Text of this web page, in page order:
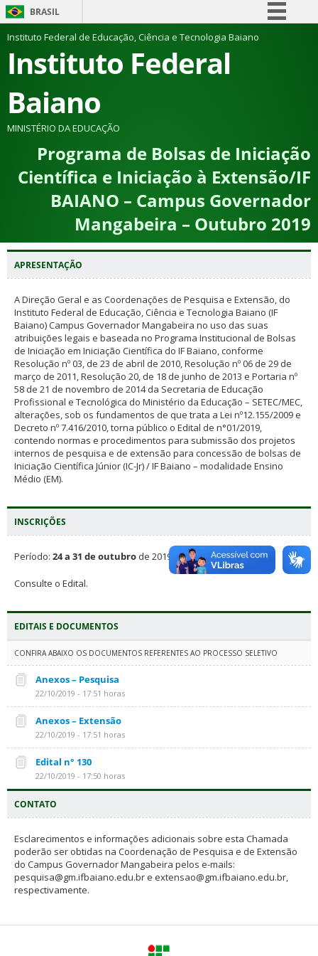
BRASIL
Simplifique!
Comunica BR
Canais
Instituto Federal de Educação, Ciência e Tecnologia Baiano
Instituto Federal
Baiano
MINISTÉRIO DA EDUCAÇÃO
Programa de Bolsas de Iniciação
Científica e Iniciação à Extensão/IF
BAIANO – Campus Governador
Mangabeira – Outubro 2019
APRESENTAÇÃO
A Direção Geral e as Coordenações de Pesquisa e Extensão, do
Instituto Federal de Educação, Ciência e Tecnologia Baiano (IF
Baiano) Campus Governador Mangabeira no uso das suas
atribuições legais e baseada no Programa Institucional de Bolsas
de Iniciação em Iniciação Científica do IF Baiano, conforme
Resolução nº 03, de 23 de abril de 2010, Resolução nº 06 de 29 de
março de 2011, Resolução 20, de 18 de junho de 2013 e Portaria nº
58 de 21 de novembro de 2014 da Secretaria de Educação
Profissional e Tecnológica do Ministério da Educação – SETEC/MEC,
alterações, sob os fundamentos de que trata a Lei nº12.155/2009 e
Decreto nº 7.416/2010, torna público o Edital de n°01/2019,
contendo normas e procedimentos para submissão dos projetos
internos de pesquisa e de extensão para concessão de bolsas de
Iniciação Científica Júnior (IC-Jr) / IF Baiano – modalidade Ensino
Médio (EM).
INSCRIÇÕES
Período: 24 a 31 de outubro de 2019.
Consulte o Edital.
EDITAIS E DOCUMENTOS
CONFIRA ABAIXO OS DOCUMENTOS REFERENTES AO PROCESSO SELETIVO
Anexos – Pesquisa
22/10/2019 - 17:51 horas
Anexos – Extensão
22/10/2019 - 17:51 horas
Edital n° 130
22/10/2019 - 17:50 horas
CONTATO
Esclarecimentos e informações adicionais sobre esta Chamada
poderão ser obtidas na Coordenação de Pesquisa e de Extensão
do Campus Governador Mangabeira pelos e-mails:
pesquisa@gm.ifbaiano.edu.br e extensao@gm.ifbaiano.edu.br,
respectivamente.